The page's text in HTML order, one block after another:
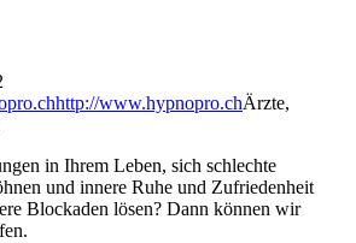
http://www.hypnopro.chÄrzte,
in Ihrem Leben, sich schlechte
und innere Ruhe und Zufriedenheit
Blockaden lösen? Dann können wir